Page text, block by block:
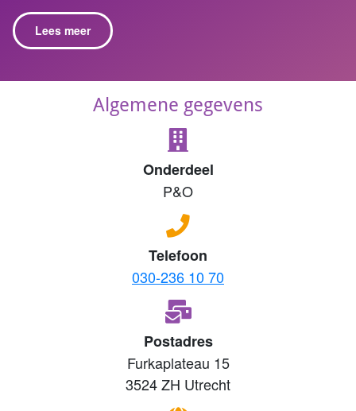
Lees meer
Algemene gegevens
Onderdeel
P&O
Telefoon
030-236 10 70
Postadres
Furkaplateau 15
3524 ZH Utrecht